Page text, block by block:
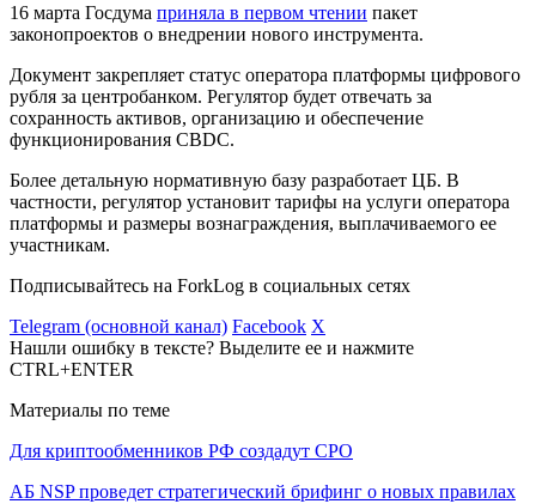
16 марта Госдума приняла в первом чтении пакет
законопроектов о внедрении нового инструмента.
Документ закрепляет статус оператора платформы цифрового
рубля за центробанком. Регулятор будет отвечать за
сохранность активов, организацию и обеспечение
функционирования CBDC.
Более детальную нормативную базу разработает ЦБ. В
частности, регулятор установит тарифы на услуги оператора
платформы и размеры вознаграждения, выплачиваемого ее
участникам.
Подписывайтесь на ForkLog в социальных сетях
Telegram (основной канал) Facebook X
Нашли ошибку в тексте? Выделите ее и нажмите
CTRL+ENTER
Материалы по теме
Для криптообменников РФ создадут СРО
АБ NSP проведет стратегический брифинг о новых правилах